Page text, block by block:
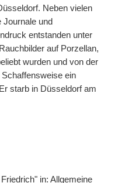
Neben vielen
Journale und
entstanden unter
auf Porzellan,
wurden und von der
ein
starb in Düsseldorf am
in: Allgemeine